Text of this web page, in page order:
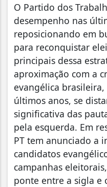
O Partido dos
desempenho nas
reposicionando em
para reconquistar
principais dessa
aproximação com a
evangélica
últimos anos, se
significativa das
pela esquerda. Em
PT tem anunciado a
candidatos
campanhas
ponte entre a sigla e